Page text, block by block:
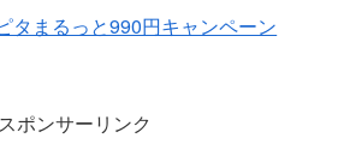
タまるっと990円キャンペーン
スポンサーリンク